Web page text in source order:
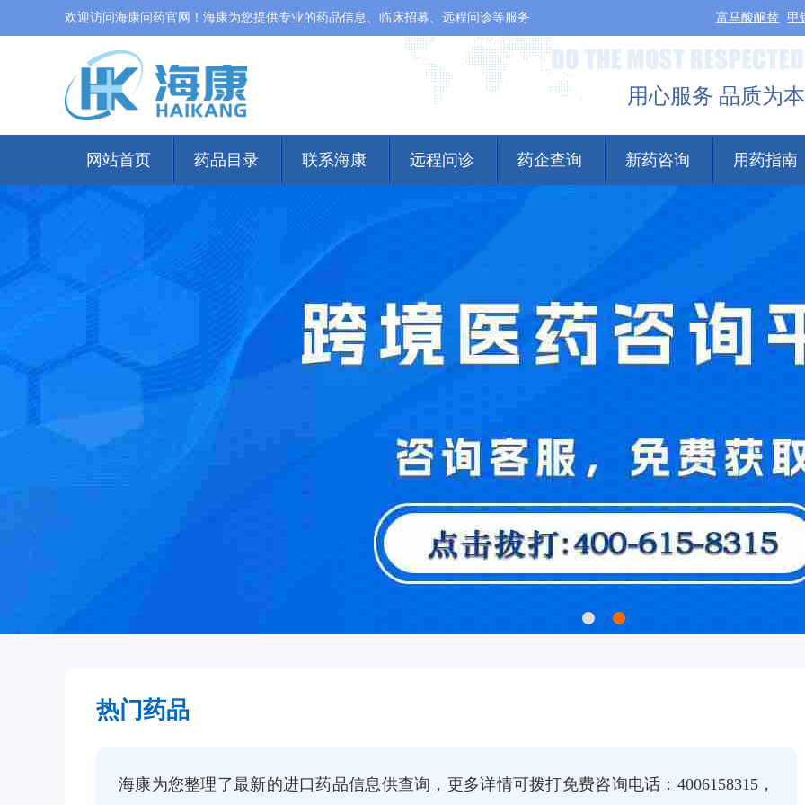
欢迎访问海康问药官网！海康为您提供专业的药品信息、临床招募、远程问诊等服务 富马酸酮替 甲
用心服务 品质为本
网站首页 药品目录 联系海康 远程问诊 药企查询 新药咨询 用药指南
热门药品
海康为您整理了最新的进口药品信息供查询，更多详情可拨打免费咨询电话：4006158315，